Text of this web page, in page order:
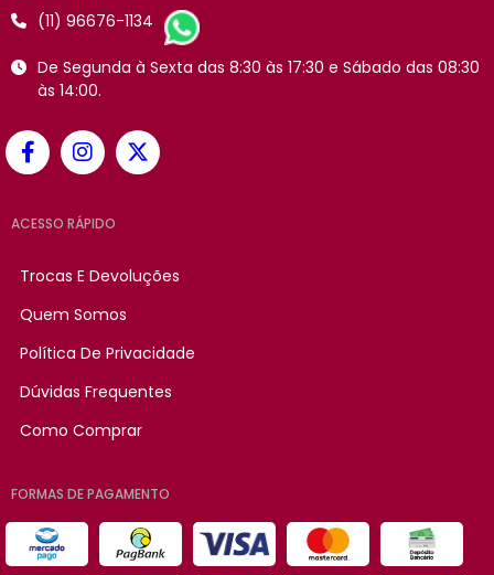
(11) 96676-1134
De Segunda à Sexta das 8:30 às 17:30 e Sábado das 08:30
às 14:00.
ACESSO RÁPIDO
Trocas E Devoluções
Quem Somos
Política De Privacidade
Dúvidas Frequentes
Como Comprar
FORMAS DE PAGAMENTO